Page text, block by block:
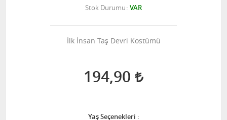
Stok Durumu VAR
İlk İnsan Taş Devri Kostümü
194,90
Yaş Seçenekleri :